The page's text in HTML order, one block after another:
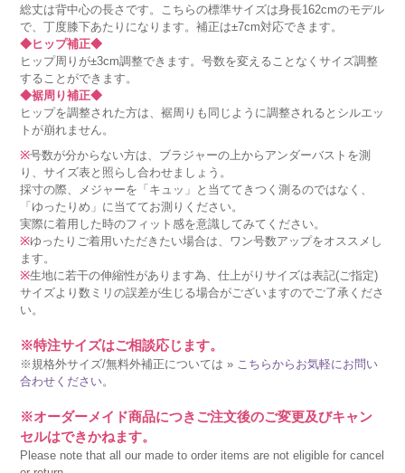
総丈は背中心の長さです。こちらの標準サイズは身長162cmのモデル
で、丁度膝下あたりになります。補正は±7cm対応できます。
◆ヒップ補正◆
ヒップ周りが±3cm調整できます。号数を変えることなくサイズ調整
することができます。
◆裾周り補正◆
ヒップを調整された方は、裾周りも同じように調整されるとシルエッ
トが崩れません。
※号数が分からない方は、ブラジャーの上からアンダーバストを測
り、サイズ表と照らし合わせましょう。
採寸の際、メジャーを「キュッ」と当ててきつく測るのではなく、
「ゆったりめ」に当ててお測りください。
実際に着用した時のフィット感を意識してみてください。
※ゆったりご着用いただきたい場合は、ワン号数アップをオススメし
ます。
※生地に若干の伸縮性があります為、仕上がりサイズは表記(ご指定)
サイズより数ミリの誤差が生じる場合がございますのでご了承くださ
い。
※特注サイズはご相談応じます。
※規格外サイズ/無料外補正については » こちらからお気軽にお問い
合わせください。
※オーダーメイド商品につきご注文後のご変更及びキャン
セルはできかねます。
Please note that all our made to order items are not eligible for cancel